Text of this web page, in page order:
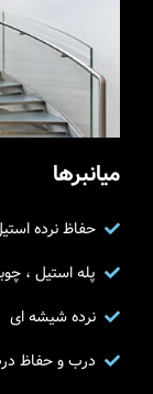
میانبرها
حفاظ نرده
پله استیل ،
نرده شیشه ای
درب و حفاظ